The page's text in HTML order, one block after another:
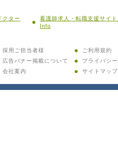
クター
看護師求人・転職支援サイ
Info
採用ご担当者様
広告バナー掲載について
会社案内
ご利用規約
プライバシ
サイトマップ